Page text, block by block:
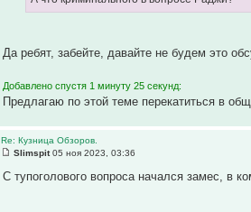
Да ребят, забейте, давайте не будем это
Добавлено спустя 1 минуту 25 секунд:
Предлагаю по этой теме перекатиться в
Re: Кузница Обзоров.
Slimspit05 ноя 2023, 03:36
С тупоголового вопроса начался замес, в